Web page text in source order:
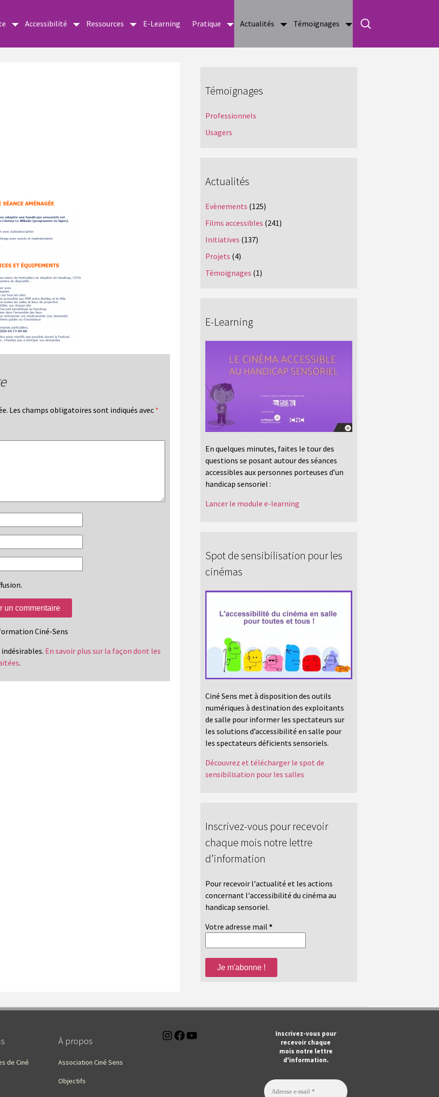
Accessibilité Ressources E-Learning Pratique Actualités Témoignages
Les champs obligatoires sont indiqués avec *
Ciné-Sens
En savoir plus sur la façon dont les
.
Témoignages
Professionnels
Usagers
Actualités
Evènements (125)
Films accessibles (241)
Initiatives (137)
Projets (4)
Témoignages (1)
E-Learning
En quelques minutes, faites le tour des
questions se posant autour des séances
accessibles aux personnes porteuses d’un
handicap sensoriel :
Lancer le module e-learning
Spot de sensibilisation pour les
cinémas
Ciné Sens met à disposition des outils
numériques à destination des exploitants
de salle pour informer les spectateurs sur
les solutions d’accessibilité en salle pour
les spectateurs déficients sensoriels.
Découvrez et télécharger le spot de
sensibilisation pour les salles
Inscrivez-vous pour recevoir
chaque mois notre lettre
d’information
Pour recevoir l'actualité et les actions
concernant l'accessibilité du cinéma au
handicap sensoriel.
Votre adresse mail *
de Ciné
À propos
Association Ciné Sens
Objectifs
Instagram
Facebook
Inscrivez-vous pour
recevoir chaque
mois notre lettre
d'information.